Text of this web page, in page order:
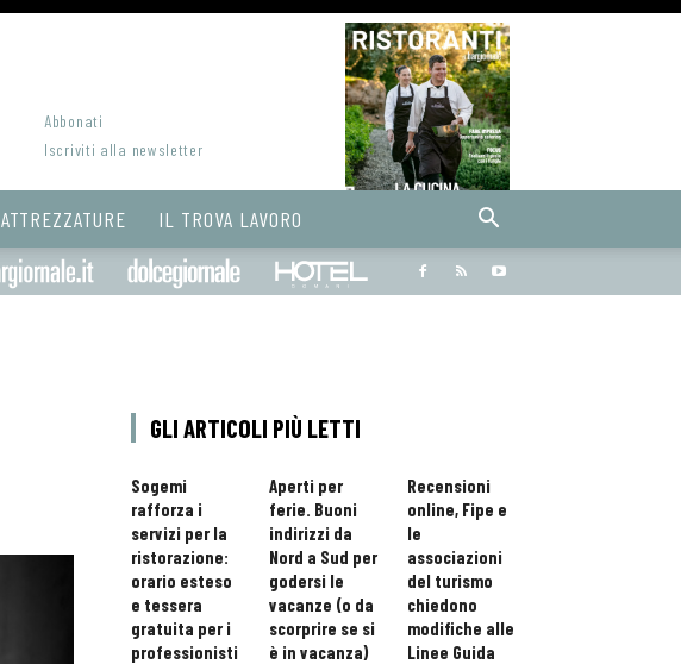
Abbonati
Iscriviti alla newsletter
ATTREZZATURE IL TROVA LAVORO
Bargiornale dolcegiornale
GLI ARTICOLI PIÙ LETTI
Sogemi
rafforza i
servizi per la
ristorazione:
orario esteso
e tessera
gratuita per i
professionisti
Aperti per
ferie. Buoni
indirizzi da
Nord a Sud per
godersi le
vacanze (o da
scorprire se si
è in vacanza)
Recensioni
online, Fipe e
le
associazioni
del turismo
chiedono
modifiche alle
Linee Guida